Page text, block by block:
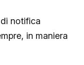
notifica
in maniera